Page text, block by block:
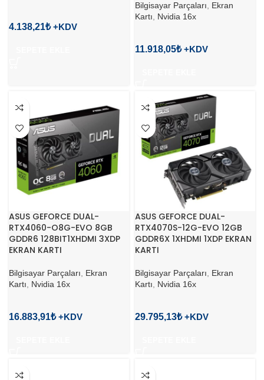
4.138,21₺
Bilgisayar Parçaları, Ekran
Kartı, Nvidia 16x
11.918,05₺
ASUS GEFORCE DUAL-
RTX4060-O8G-EVO 8GB
GDDR6 128BIT1XHDMI 3XDP
EKRAN KARTI
Bilgisayar Parçaları, Ekran
Kartı, Nvidia 16x
16.883,91₺
ASUS GEFORCE DUAL-
RTX4070S-12G-EVO 12GB
GDDR6X 1XHDMI 1XDP EKRAN
KARTI
Bilgisayar Parçaları, Ekran
Kartı, Nvidia 16x
29.795,13₺